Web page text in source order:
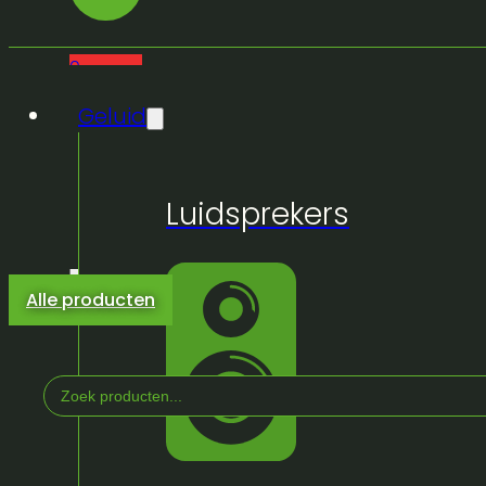
0
Geluid
Luidsprekers
Alle producten
Search
...
/ Winkel/Licht & Effeckten